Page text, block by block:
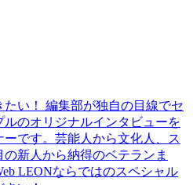
い！ 編集部が独自の目線でセ
ルのオリジナルインタビューを
です。芸能人から文化人、ス
新人から納得のベテランま
LEONならではのスペシャル